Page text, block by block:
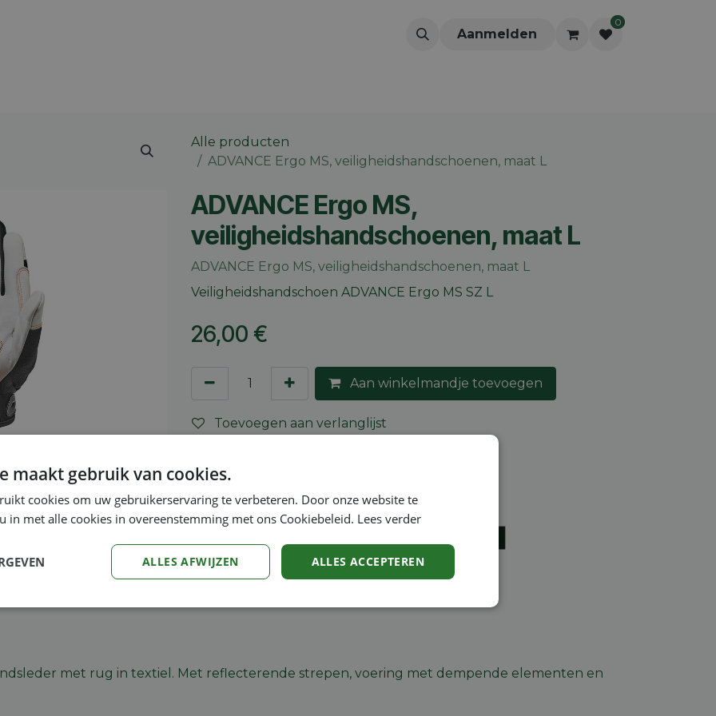
Aanmelden
0
Alle producten
ADVANCE Ergo MS, veiligheidshandschoenen, maat L
ADVANCE Ergo MS,
veiligheidshandschoenen, maat L
ADVANCE Ergo MS, veiligheidshandschoenen, maat L
Veiligheidshandschoen ADVANCE Ergo MS SZ L
26,00 €
Aan winkelmandje toevoegen
Toevoegen aan verlanglijst
30-dagen geld terug garantie
Verzending: 2-5 werkdagen
Veiligheidsinstructies
met rug in textiel. Met reflecterende strepen, voering met dempende elementen en
maakt gebruik van cookies.
cookies om uw gebruikerservaring te verbeteren. Door onze website te
in met alle cookies in overeenstemming met ons Cookiebeleid. Lees verder
ALLES ACCEPTEREN
ALLES AFWIJZEN
Prestatie Targeting Functioneel
Niet-